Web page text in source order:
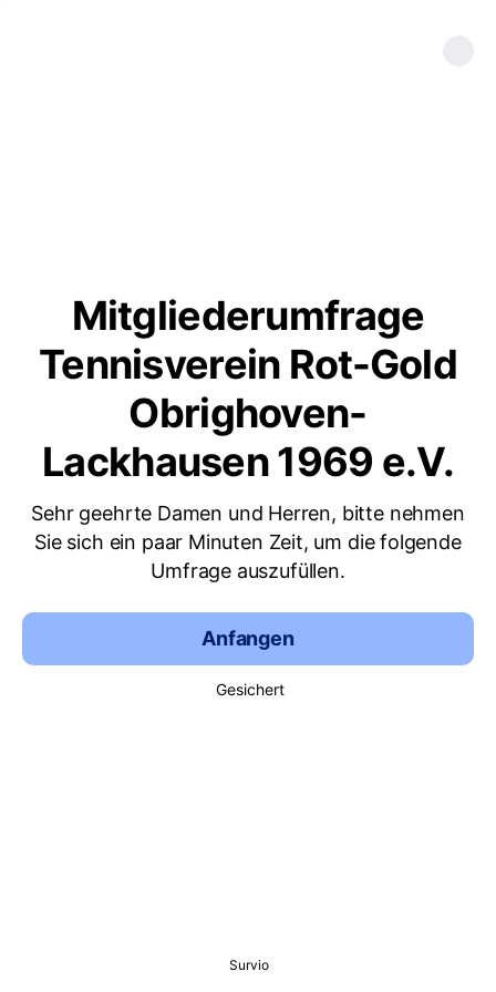
Mitgliederumfrage
Tennisverein Rot-Gold
Obrighoven-
Lackhausen 1969 e.V.
Sehr geehrte Damen und Herren, bitte nehmen
Sie sich ein paar Minuten Zeit, um die folgende
Umfrage auszufüllen.
Anfangen
Gesichert
Survio